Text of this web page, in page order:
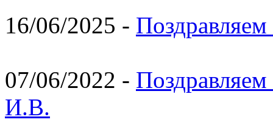
16/06/2025 -
07/06/2022 -
И.В.